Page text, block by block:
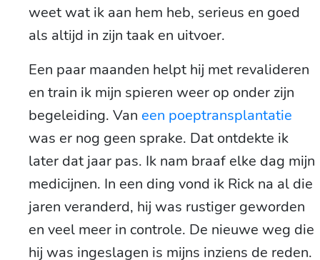
weet wat ik aan hem heb, serieus en goed
als altijd in zijn taak en uitvoer.
Een paar maanden helpt hij met revalideren
en train ik mijn spieren weer op onder zijn
begeleiding. Van een poeptransplantatie
was er nog geen sprake. Dat ontdekte ik
later dat jaar pas. Ik nam braaf elke dag mijn
medicijnen. In een ding vond ik Rick na al die
jaren veranderd, hij was rustiger geworden
en veel meer in controle. De nieuwe weg die
hij was ingeslagen is mijns inziens de reden.